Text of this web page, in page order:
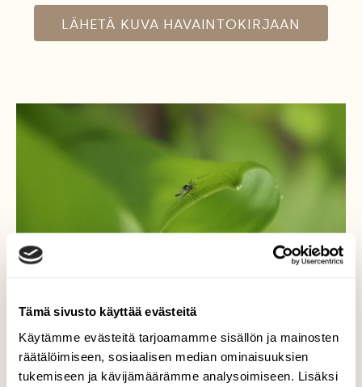
Tämä sivusto käyttää evästeitä
Käytämme evästeitä tarjoamamme sisällön ja mainosten
räätälöimiseen, sosiaalisen median ominaisuuksien
tukemiseen ja kävijämäärämme analysoimiseen. Lisäksi
LÄHETÄ KUVA HAVAINTOKIRJAAN
Kielo